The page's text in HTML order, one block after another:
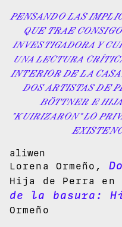
PENSANDO LAS
QUE TRAE
INVESTIGADORA Y
UNA LECTURA
INTERIOR DE LA
DOS ARTISTAS DE
BÖTTNER E
"KUIRIZARON" LO
aliwen
Lorena Ormeño,
Hija de Perra
de la basura:
Ormeño